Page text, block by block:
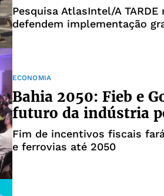
Pesquisa AtlasIntel/A
defendem implementação
ECONOMIA
Bahia 2050: Fieb e
futuro da indústria
Fim de incentivos fiscais
e ferrovias até 2050